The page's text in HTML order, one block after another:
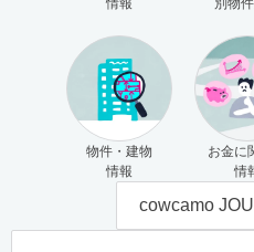
物件・建物
情報
お金に
情
cowcamo